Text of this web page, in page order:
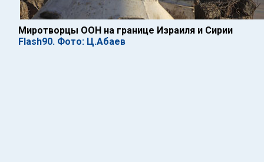
Миротворцы ООН на границе Израиля и Сирии
Flash90. Фото: Ц.Абаев